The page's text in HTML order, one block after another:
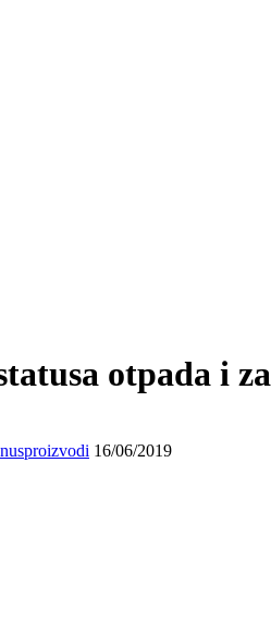
otpada i
16/06/2019